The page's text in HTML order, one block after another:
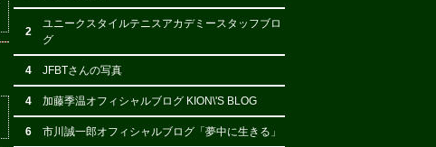
2
ユニークスタイルテニスアカデミースタッフブロ
グ
4 JFBTさんの写真
4 加藤季温オフィシャルブログ KION\'S BLOG
6 市川誠一郎オフィシャルブログ「夢中に生きる」